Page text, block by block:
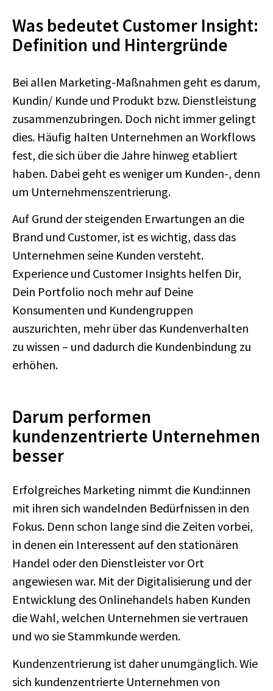
Was bedeutet Customer Insight:
Definition und Hintergründe
Bei allen Marketing-Maßnahmen geht es darum,
Kundin/ Kunde und Produkt bzw. Dienstleistung
zusammenzubringen. Doch nicht immer gelingt
dies. Häufig halten Unternehmen an Workflows
fest, die sich über die Jahre hinweg etabliert
haben. Dabei geht es weniger um Kunden-, denn
um Unternehmenszentrierung.
Auf Grund der steigenden Erwartungen an die
Brand und Customer, ist es wichtig, dass das
Unternehmen seine Kunden versteht.
Experience und Customer Insights helfen Dir,
Dein Portfolio noch mehr auf Deine
Konsumenten und Kundengruppen
auszurichten, mehr über das Kundenverhalten
zu wissen – und dadurch die Kundenbindung zu
erhöhen.
Darum performen
kundenzentrierte Unternehmen
besser
Erfolgreiches Marketing nimmt die Kund:innen
mit ihren sich wandelnden Bedürfnissen in den
Fokus. Denn schon lange sind die Zeiten vorbei,
in denen ein Interessent auf den stationären
Handel oder den Dienstleister vor Ort
angewiesen war. Mit der Digitalisierung und der
Entwicklung des Onlinehandels haben Kunden
die Wahl, welchen Unternehmen sie vertrauen
und wo sie Stammkunde werden.
Kundenzentrierung ist daher unumgänglich. Wie
sich kundenzentrierte Unternehmen von